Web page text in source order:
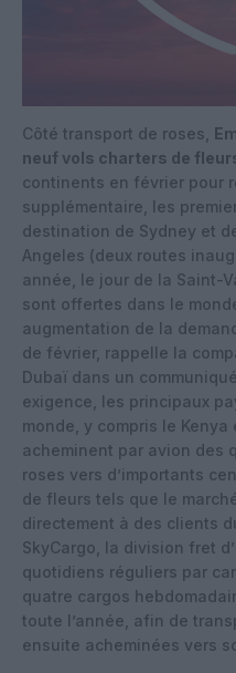
Côté transport de roses,
neuf vols charters de
continents en février pour
supplémentaire, les
destination de Sydney et
Angeles (deux routes
année, le jour de la Saint-
sont offertes dans le
augmentation de la
de février, rappelle la
Dubaï dans un
exigence, les principaux
monde, y compris le Kenya
acheminent par avion des
roses vers d’importants
de fleurs tels que le
directement à des clients
SkyCargo, la division fret
quotidiens réguliers par
quatre cargos
toute l’année, afin de
ensuite acheminées vers